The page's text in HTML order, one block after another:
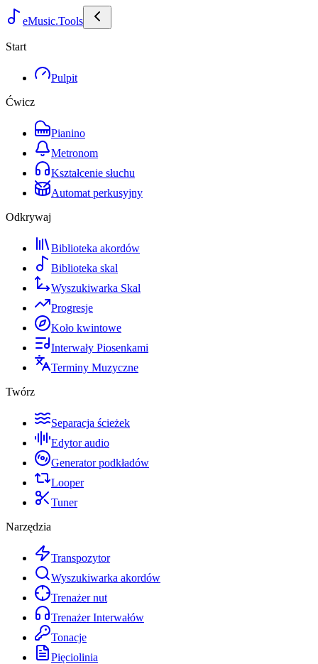
eMusic.Tools
Start
Pulpit
Ćwicz
Pianino
Metronom
Kształcenie słuchu
Automat perkusyjny
Odkrywaj
Biblioteka akordów
Biblioteka skal
Wyszukiwarka Skal
Progresje
Koło kwintowe
Interwały Piosenkami
Terminy Muzyczne
Twórz
Separacja ścieżek
Edytor audio
Generator podkładów
Looper
Tuner
Narzędzia
Transpozytor
Wyszukiwarka akordów
Trenażer nut
Trenażer Interwałów
Tonacje
Pięciolinia